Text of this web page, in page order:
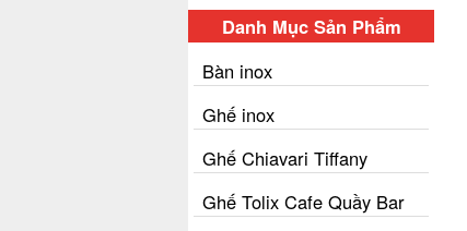
Danh Mục Sản Phẩm
Bàn inox
Ghế inox
Ghế Chiavari Tiffany
Ghế Tolix Cafe Quầy Bar